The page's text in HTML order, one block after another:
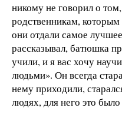
никому не говорил о
родственникам,
они отдали самое
рассказывал, батюшка
учили, и я вас хочу
людьми». Он всегда
нему приходили,
людях, для него это